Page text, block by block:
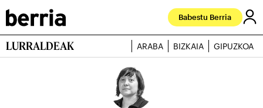
Babestu Berria
LURRALDEAK ARABA BIZKAIA GIPUZKOA